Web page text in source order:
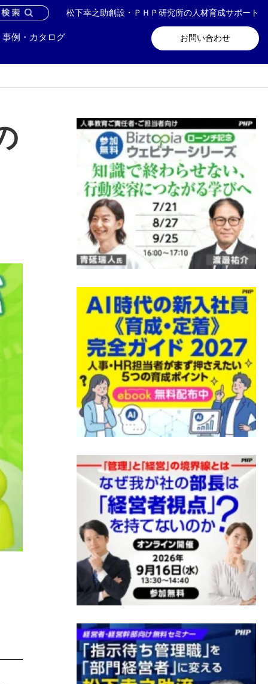
松下幸之助創設・ＰＨＰ研究所の人材育成サポート
お問い合わせ
事例・カタログ
い合わせ メールマガジン登録